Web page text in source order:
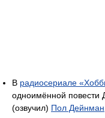
В радиосериале
одноимённой повести
(озвучил) Пол Дейнман